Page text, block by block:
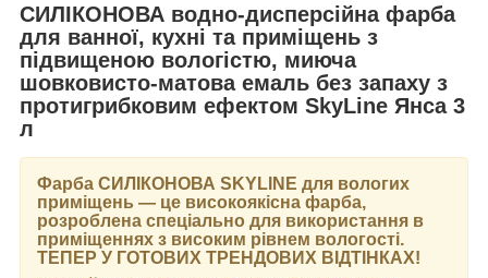
СИЛІКОНОВА водно-дисперсійна фарба
для ванної, кухні та приміщень з
підвищеною вологістю, миюча
шовковисто-матова емаль без запаху з
протигрибковим ефектом SkyLine Янса 3
л
Фарба СИЛІКОНОВА SKYLINE для вологих
приміщень — це високоякісна фарба,
розроблена спеціально для використання в
приміщеннях з високим рівнем вологості.
ТЕПЕР У ГОТОВИХ ТРЕНДОВИХ ВІДТІНКАХ!